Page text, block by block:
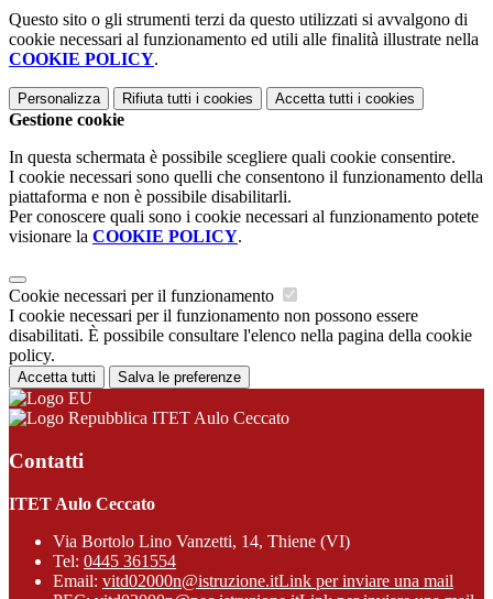
Questo sito o gli strumenti terzi da questo utilizzati si avvalgono di
cookie necessari al funzionamento ed utili alle finalità illustrate nella
COOKIE POLICY.
Personalizza Rifiuta tutti i cookies Accetta tutti i cookies
Gestione cookie
In questa schermata è possibile scegliere quali cookie consentire.
I cookie necessari sono quelli che consentono il funzionamento della
piattaforma e non è possibile disabilitarli.
Per conoscere quali sono i cookie necessari al funzionamento potete
visionare la COOKIE POLICY.
Cookie necessari per il funzionamento
I cookie necessari per il funzionamento non possono essere
disabilitati. È possibile consultare l'elenco nella pagina della cookie
policy.
Accetta tutti Salva le preferenze
ITET Aulo Ceccato
Contatti
ITET Aulo Ceccato
Via Bortolo Lino Vanzetti, 14, Thiene (VI)
Tel: 0445 361554
Email: vitd02000n@istruzione.itLink per inviare una mail